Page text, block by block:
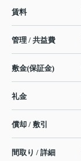
賃料
管理 / 共益費
敷金(保証金)
礼金
償却 / 敷引
間取り / 詳細